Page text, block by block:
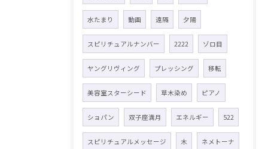
水たまり 動画 遠隔 夕陽
スピリチュアルナンバー 2222 ゾロ目
ヤングリヴィング プレッシング 移転
美容室スターシード 草木染め ピアノ
ショパン 双子座満月 エネルギー 522
スピリチュアルメッセージ 木 ネメトーナ